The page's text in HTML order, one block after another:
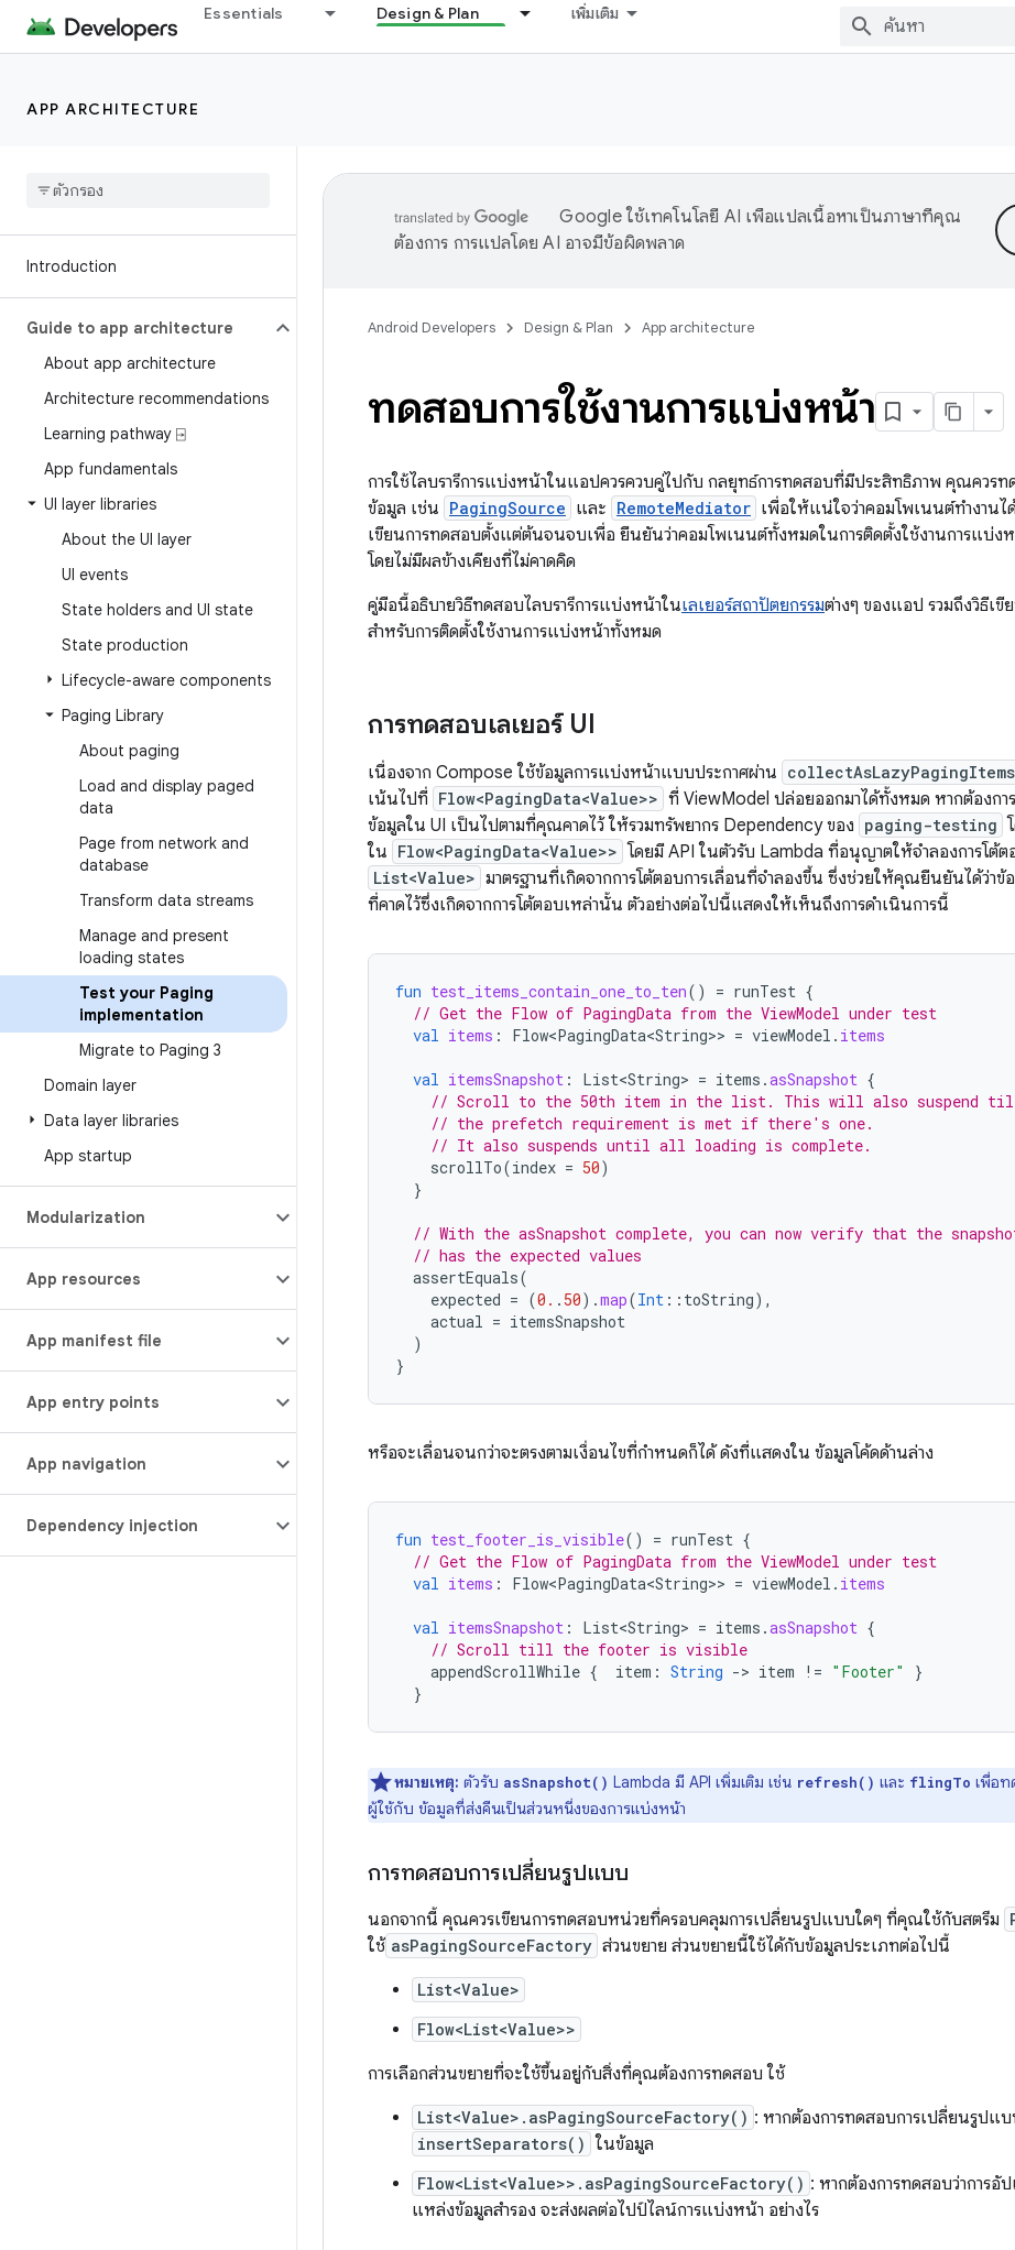
Essentials Design & Plan เพิ่มเติม
APP ARCHITECTURE
Introduction
Guide to app architecture
About app architecture
Architecture recommendations
Learning pathway ⍈
App fundamentals
UI layer libraries
About the UI layer
UI events
State holders and UI state
State production
Lifecycle-aware components
Paging Library
About paging
Load and display paged
data
Page from network and
database
Transform data streams
Manage and present
loading states
Test your Paging
implementation
Migrate to Paging 3
Domain layer
Data layer libraries
App startup
Modularization
App resources
App manifest file
App entry points
App navigation
Dependency injection
Google ใช้เทคโนโลยี AI เพื่อแปลเนื้อหาเป็นภาษาที่คุณ
ต้องการ การแปลโดย AI อาจมีข้อผิดพลาด
Android Developers Design & Plan App architecture
ทดสอบการใช้งานการแบ่งหน้า
การใช้ไลบรารีการแบ่งหน้าในแอปควรควบคู่ไปกับ กลยุทธ์การทดสอบที่มีประสิทธิภาพ คุณควร
ข้อมูล เช่น PagingSource และ RemoteMediator เพื่อให้แน่ใจว่าคอมโพเนนต์ทำงาน
เขียนการทดสอบตั้งแต่ต้นจนจบเพื่อ ยืนยันว่าคอมโพเนนต์ทั้งหมดในการติดตั้งใช้งานการแบ่งห
โดยไม่มีผลข้างเคียงที่ไม่คาดคิด
คู่มือนี้อธิบายวิธีทดสอบไลบรารีการแบ่งหน้าในเลเยอร์สถาปัตยกรรมต่างๆ ของแอป รวมถึงวิธีเ
สำหรับการติดตั้งใช้งานการแบ่งหน้าทั้งหมด
การทดสอบเลเยอร์ UI
เนื่องจาก Compose ใช้ข้อมูลการแบ่งหน้าแบบประกาศผ่าน collectAsLazyPagingItems
เน้นไปที่ Flow<PagingData<Value>> ที่ ViewModel ปล่อยออกมาได้ทั้งหมด หากต้องกา
ข้อมูลใน UI เป็นไปตามที่คุณคาดไว้ ให้รวมทรัพยากร Dependency ของ paging-testing
ใน Flow<PagingData<Value>> โดยมี API ในตัวรับ Lambda ที่อนุญาตให้จำลองการโต้
List<Value> มาตรฐานที่เกิดจากการโต้ตอบการเลื่อนที่จำลองขึ้น ซึ่งช่วยให้คุณยืนยันได้ว่า
ที่คาดไว้ซึ่งเกิดจากการโต้ตอบเหล่านั้น ตัวอย่างต่อไปนี้แสดงให้เห็นถึงการดำเนินการนี้
fun test_items_contain_one_to_ten() = runTest {
// Get the Flow of PagingData from the ViewModel under test
val items : Flow<PagingData<String>> = viewModel . items
val itemsSnapshot : List<String> = items .asSnapshot {
// Scroll to the 50th item in the list. This will also suspend
// the prefetch requirement is met if there's one.
// It also suspends until all loading is complete.
scrollTo(index = 50)
}
// With the asSnapshot complete, you can now verify that the
// has the expected values
assertEquals(
expected = (0. . 50).map(Int :: toString),
actual = itemsSnapshot
)
}
หรือจะเลื่อนจนกว่าจะตรงตามเงื่อนไขที่กำหนดก็ได้ ดังที่แสดงใน ข้อมูลโค้ดด้านล่าง
fun test_footer_is_visible() = runTest {
// Get the Flow of PagingData from the ViewModel under test
val items : Flow<PagingData<String>> = viewModel . items
val itemsSnapshot : List<String> = items .asSnapshot {
// Scroll till the footer is visible
appendScrollWhile { item : String -> item != "Footer"
}
}
หมายเหตุ: ตัวรับ asSnapshot() Lambda มี API เพิ่มเติม เช่น refresh() และ flingTo เพื่อท
ผู้ใช้กับ ข้อมูลที่ส่งคืนเป็นส่วนหนึ่งของการแบ่งหน้า
การทดสอบการเปลี่ยนรูปแบบ
นอกจากนี้ คุณควรเขียนการทดสอบหน่วยที่ครอบคลุมการเปลี่ยนรูปแบบใดๆ ที่คุณใช้กับสตรีม
ใช้ asPagingSourceFactory ส่วนขยาย ส่วนขยายนี้ใช้ได้กับข้อมูลประเภทต่อไปนี้
List<Value>
Flow<List<Value>>
การเลือกส่วนขยายที่จะใช้ขึ้นอยู่กับสิ่งที่คุณต้องการทดสอบ ใช้
List<Value>.asPagingSourceFactory() : หากต้องการทดสอบการเปลี่ยนรูปแ
insertSeparators() ในข้อมูล
Flow<List<Value>>.asPagingSourceFactory() : หากต้องการทดสอบว่าการอั
แหล่งข้อมูลสำรอง จะส่งผลต่อไปป์ไลน์การแบ่งหน้า อย่างไร